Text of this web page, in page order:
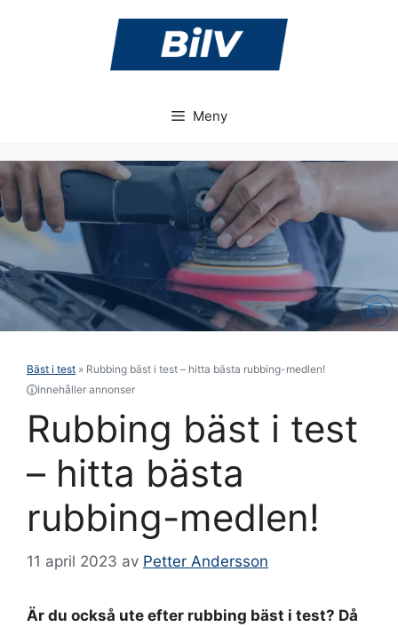
Meny
Bäst i test » Rubbing bäst i test – hitta bästa rubbing-medlen!
Innehåller annonser
Rubbing bäst i test
– hitta bästa
rubbing-medlen!
11 april 2023 av Petter Andersson
Är du också ute efter rubbing bäst i test? Då